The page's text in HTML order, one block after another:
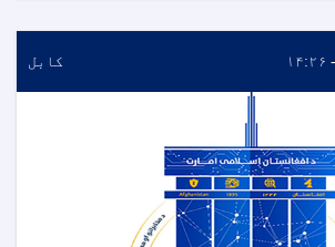
کابل